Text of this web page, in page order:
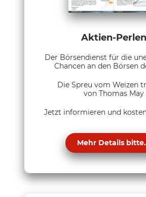
Aktien-Perlen
Der Börsendienst für die
Chancen an den Börsen
Die Spreu vom Weizen
von Thomas May
Jetzt informieren und
Mehr Details